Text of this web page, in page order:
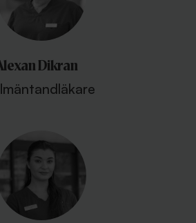
Dikran